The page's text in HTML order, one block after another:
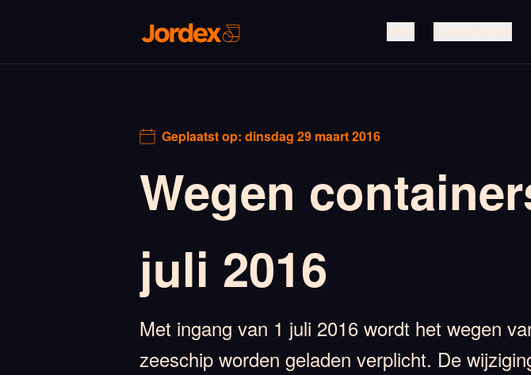
DNA Jordex Family
Geplaatst op: dinsdag 29 maart 2016
Wegen
juli 2016
Met ingang van 1 juli 2016 wordt het wegen
zeeschip worden geladen verplicht. De